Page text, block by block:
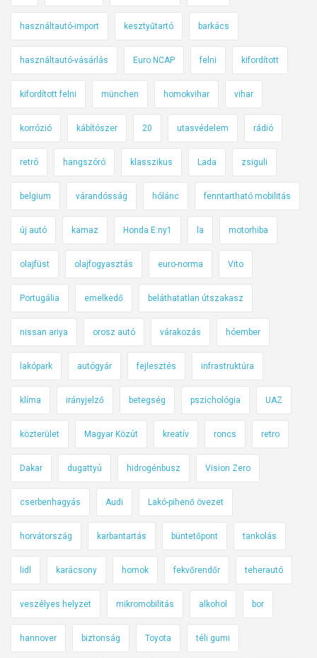
használtautó-import kesztyűtartó barkács
használtautó-vásárlás Euro NCAP felni kifordított
kifordított felni münchen homokvihar vihar
korrózió kábítószer 20 utasvédelem rádió
retró hangszóró klasszikus Lada zsiguli
belgium várandósság hólánc fenntartható mobilitás
új autó kamaz Honda E:ny1 la motorhiba
olajfüst olajfogyasztás euro-norma Vito
Portugália emelkedő beláthatatlan útszakasz
nissan ariya orosz autó várakozás hóember
lakópark autógyár fejlesztés infrastruktúra
klíma irányjelző betegség pszichológia UAZ
közterület Magyar Közút kreatív roncs retro
Dakar dugattyú hidrogénbusz Vision Zero
cserbenhagyás Audi Lakó-pihenő övezet
horvátország karbantartás büntetőpont tankolás
lidl karácsony homok fekvőrendőr teherautó
veszélyes helyzet mikromobilitás alkohol bor
hannover biztonság Toyota téli gumi